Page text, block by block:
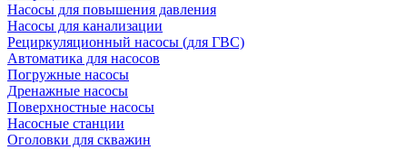
Насосы для повышения давления
Насосы для канализации
Рециркуляционный насосы (для ГВС)
Автоматика для насосов
Погружные насосы
Дренажные насосы
Поверхностные насосы
Насосные станции
Оголовки для скважин